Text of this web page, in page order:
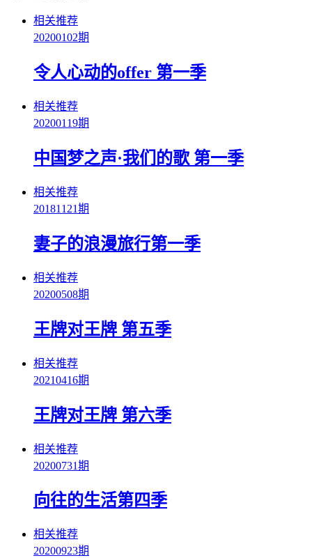
相关推荐
20200102期
令人心动的offer 第一季
相关推荐
20200119期
中国梦之声·我们的歌 第一季
相关推荐
20181121期
妻子的浪漫旅行第一季
相关推荐
20200508期
王牌对王牌 第五季
相关推荐
20210416期
王牌对王牌 第六季
相关推荐
20200731期
向往的生活第四季
相关推荐
20200923期